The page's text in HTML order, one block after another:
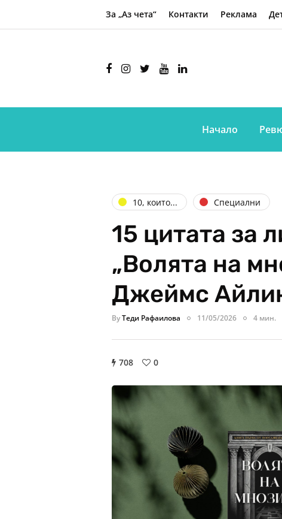
За „Аз чета“ Контакти Реклама
Начало
10, които... Специални
15 цитата за
„Волята на
Джеймс
ByТеди Рафаилова 11/05/2026 4 мин.
708 0